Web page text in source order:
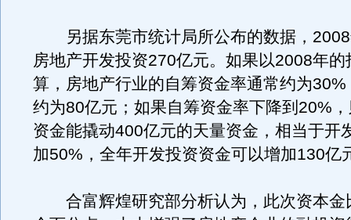
另据东莞市统计局所公布的数据，2008
房地产开发投资270亿元。如果以2008年的
算，房地产行业的自筹资金率通常约为
约为80亿元；如果自筹资金率下降到20%
资金能撬动400亿元的天量资金，相当于开
加50%，全年开发投资资金可以增加130亿
合富辉煌研究部分析认为，此次资本金